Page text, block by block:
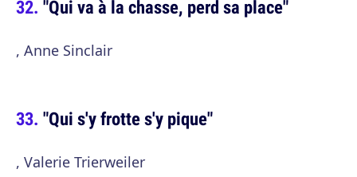
"Qui va à la chasse, perd sa place"
, Anne Sinclair
"Qui s'y frotte s'y pique"
, Valerie Trierweiler